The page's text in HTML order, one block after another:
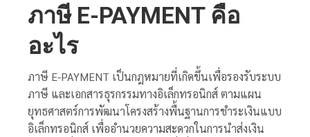
ภาษี E-PAYMENT คือ
อะไร
ภาษี E-PAYMENT เป็นกฎหมายที่เกิดขึ้นเพื่อรองรับระบบ
ภาษี และเอกสารธุรกรรมทางอิเล็กทรอนิกส์ ตามแผน
ยุทธศาสตร์การพัฒนาโครงสร้างพื้นฐานการชำระเงินแบบ
อิเล็กทรอนิกส์ เพื่ออำนวยความสะดวกในการนำส่งเงิน